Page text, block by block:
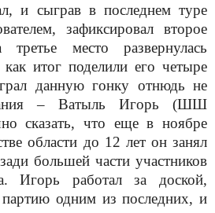
и сыграв в последнем туре
зафиксировал второе
место развернулась
итог поделили его четыре
данную гонку отнюдь не
– Ватыль Игорь (ШШ
сказать, что еще в ноябре
области до 12 лет он занял
большей части участников
Игорь работал за доской,
одним из последних, и